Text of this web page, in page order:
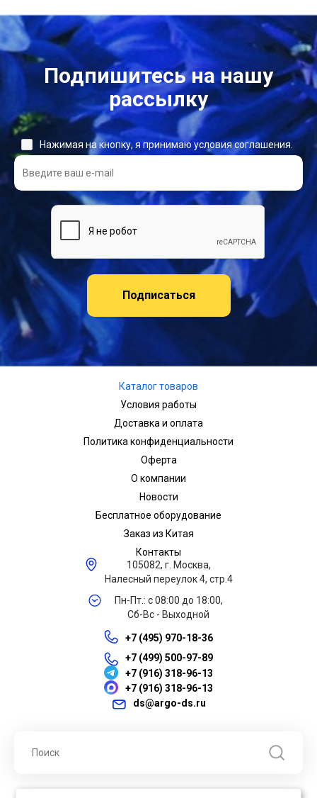
Подпишитесь на нашу
рассылку
Подписаться
Нажимая на кнопку, я принимаю условия соглашения.
Каталог товаров
Условия работы
Доставка и оплата
Политика конфиденциальности
Оферта
О компании
Новости
Бесплатное оборудование
Заказ из Китая
Контакты
105082, г. Москва,
Налесный переулок 4, стр.4
Пн-Пт.: с 08:00 до 18:00,
Сб-Вс - Выходной
+7 (495) 970-18-36
+7 (499) 500-97-89
+7 (916) 318-96-13
+7 (916) 318-96-13
ds@argo-ds.ru